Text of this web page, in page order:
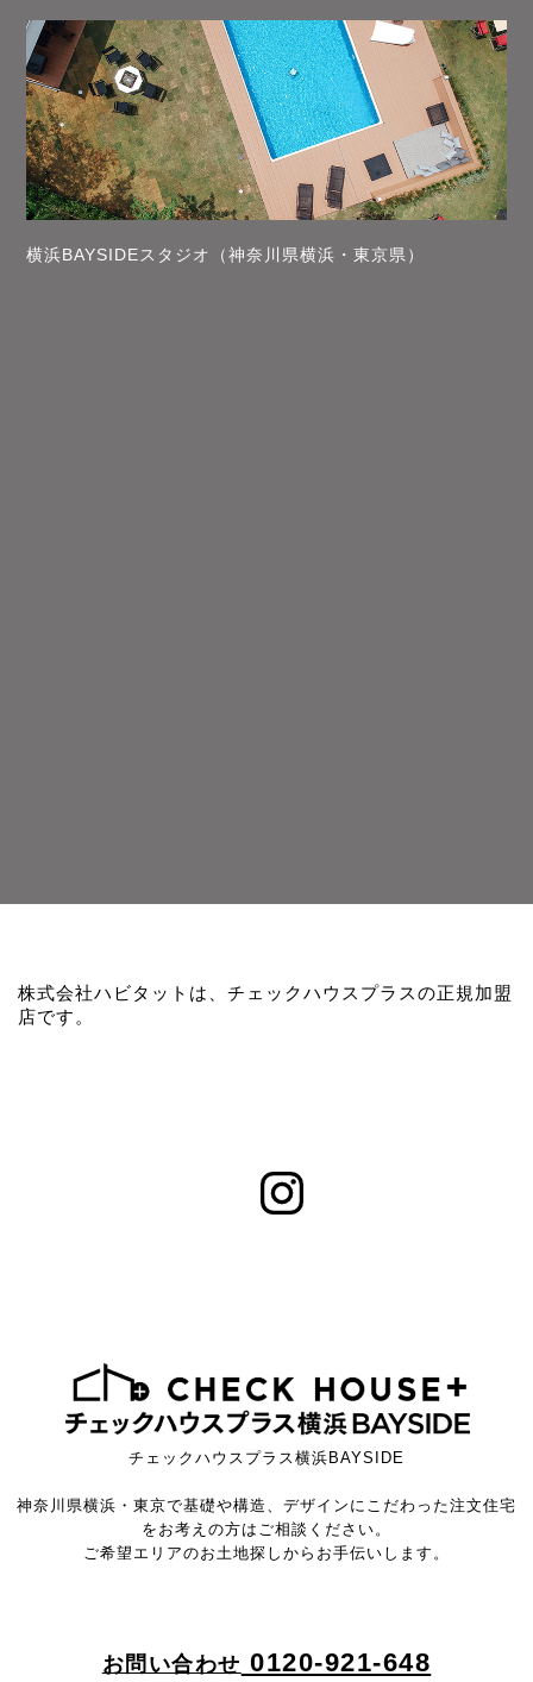
横浜BAYSIDEスタジオ（神奈川県横浜・東京県）
株式会社ハビタットは、チェックハウスプラスの正規加盟
店です。
チェックハウスプラス横浜BAYSIDE
神奈川県横浜・東京で基礎や構造、デザインにこだわった注文住宅
をお考えの方はご相談ください。
ご希望エリアのお土地探しからお手伝いします。
お問い合わせ 0120-921-648